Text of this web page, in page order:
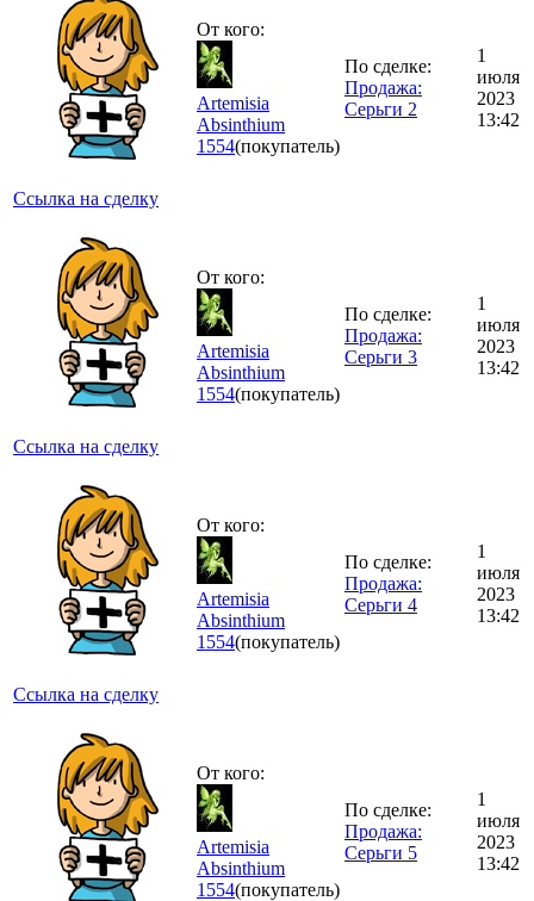
Ссылка на сделку
От кого:
Artemisia
Absinthium
1554(покупатель)
По сделке:
Продажа:
Серьги 2
1
июля
2023
13:42
Ссылка на сделку
От кого:
Artemisia
Absinthium
1554(покупатель)
По сделке:
Продажа:
Серьги 3
1
июля
2023
13:42
Ссылка на сделку
От кого:
Artemisia
Absinthium
1554(покупатель)
По сделке:
Продажа:
Серьги 4
1
июля
2023
13:42
От кого:
Artemisia
Absinthium
1554(покупатель)
По сделке:
Продажа:
Серьги 5
1
июля
2023
13:42